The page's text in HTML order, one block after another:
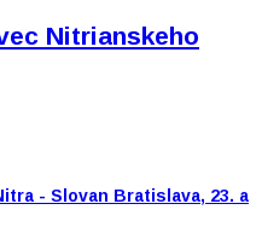
Nitrianskeho
- Slovan Bratislava, 23. a